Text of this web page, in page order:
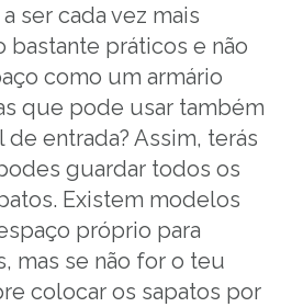
ser cada vez mais
bastante práticos e não
como um armário
que pode usar também
entrada? Assim, terás
guardar todos os
Existem modelos
próprio para
mas se não for o teu
colocar os sapatos por